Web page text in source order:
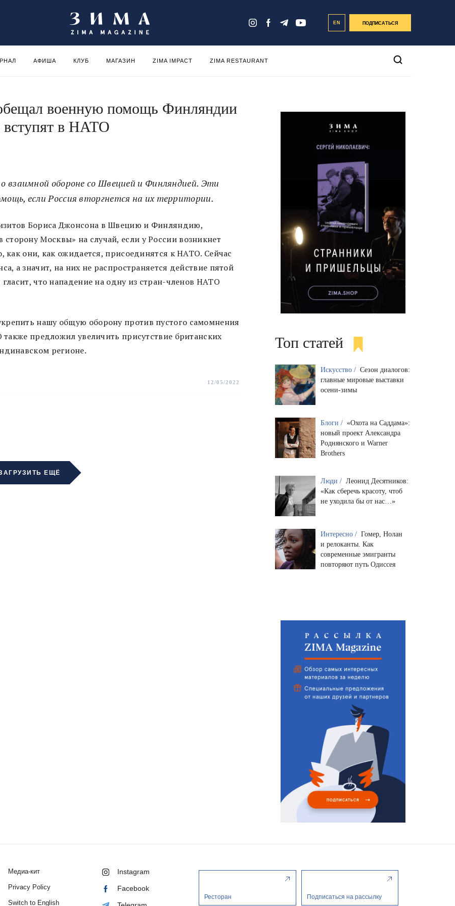
EN ПОДПИСАТЬСЯ
АФИША КЛУБ МАГАЗИН ZIMA IMPACT ZIMA RESTAURANT
военную помощь Финляндии
в НАТО
взаимной обороне со Швецией и Финляндией. Эти
если Россия вторгнется на их территории.
Бориса Джонсона в Швецию и Финляндию,
Москвы» на случай, если у России возникнет
как они, как ожидается, присоединятся к НАТО. Сейчас
а значит, на них не распространяется действие пятой
гласит, что нападение на одну из стран-членов НАТО
нашу общую оборону против пустого самомнения
предложил увеличить присутствие британских
регионе.
12/05/2022
ЕЩЁ
Топ статей
Искусство / Сезон диалогов:
главные мировые выставки
осени-зимы
Блоги / «Охота на Саддама»:
новый проект Александра
Роднянского и Warner
Brothers
Люди / Леонид Десятников:
«Как сберечь красоту, чтоб
не уходила бы от нас…»
Интересно / Гомер, Нолан
и релоканты. Как
современные эмигранты
повторяют путь Одиссея
Медиа-кит
Privacy Policy
Switch to English
Instagram
Facebook
Ресторан Подписаться на рассылку